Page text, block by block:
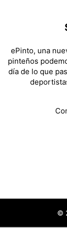
ePinto, una
pinteños
día de lo que
©